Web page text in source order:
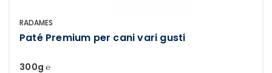
RADAMES
Paté Premium per cani vari gusti
300g ℮